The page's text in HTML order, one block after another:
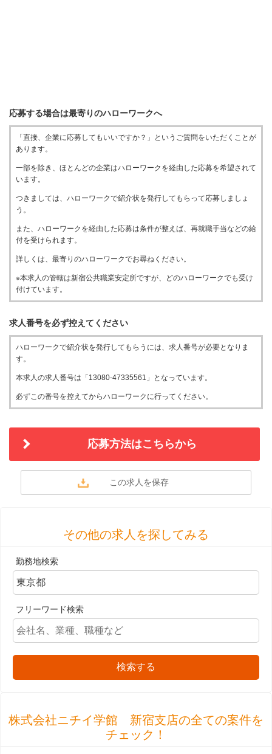
応募する場合は最寄りのハローワークへ
「直接、企業に応募してもいいですか？」というご質問をいただくことが
あります。
一部を除き、ほとんどの企業はハローワークを経由した応募を希望されて
います。
つきましては、ハローワークで紹介状を発行してもらって応募しましょ
う。
また、ハローワークを経由した応募は条件が整えば、再就職手当などの給
付を受けられます。
詳しくは、最寄りのハローワークでお尋ねください。
※本求人の管轄は新宿公共職業安定所ですが、どのハローワークでも受け
付けています。
求人番号を必ず控えてください
ハローワークで紹介状を発行してもらうには、求人番号が必要となりま
す。
本求人の求人番号は「13080-47335561」となっています。
必ずこの番号を控えてからハローワークに行ってください。
応募方法はこちらから
その他の求人を探してみる
勤務地検索
フリーワード検索
検索する
株式会社ニチイ学館 新宿支店の全ての案件を
チェック！